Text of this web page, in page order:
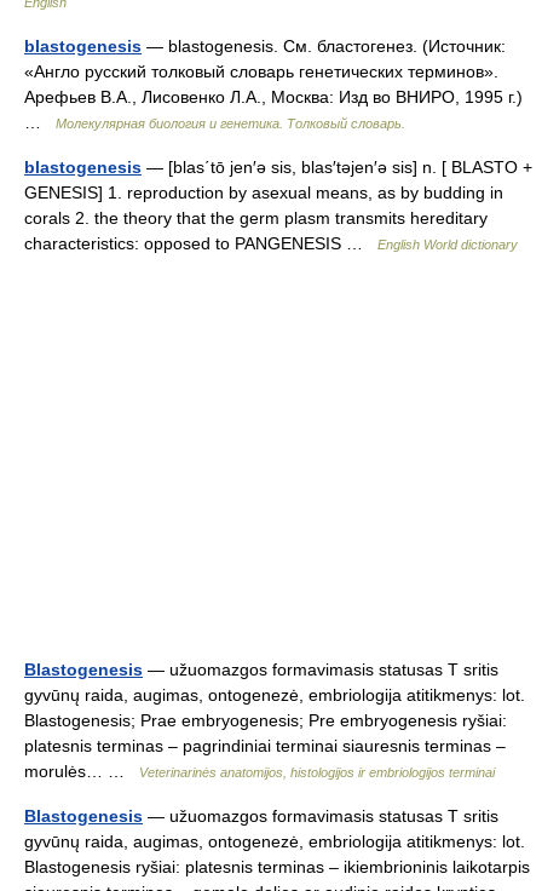
blastogenesis — blastogenesis. См. бластогенез. (Источник:
«Англо русский толковый словарь генетических терминов».
Арефьев В.А., Лисовенко Л.А., Москва: Изд во ВНИРО, 1995 г.)
Молекулярная биология и генетика. Толковый словарь.
blastogenesis — [blas΄tō jen′ə sis, blas′təjen′ə sis] n. [ BLASTO +
GENESIS] 1. reproduction by asexual means, as by budding in
corals 2. the theory that the germ plasm transmits hereditary
characteristics: opposed to PANGENESIS …
English World dictionary
Blastogenesis — užuomazgos formavimasis statusas T sritis
gyvūnų raida, augimas, ontogenezė, embriologija atitikmenys: lot.
Blastogenesis; Prae embryogenesis; Pre embryogenesis ryšiai:
platesnis terminas – pagrindiniai terminai siauresnis terminas –
morulės… …
Veterinarinės anatomijos, histologijos ir embriologijos terminai
Blastogenesis — užuomazgos formavimasis statusas T sritis
gyvūnų raida, augimas, ontogenezė, embriologija atitikmenys: lot.
Blastogenesis ryšiai: platesnis terminas – ikiembrioninis laikotarpis